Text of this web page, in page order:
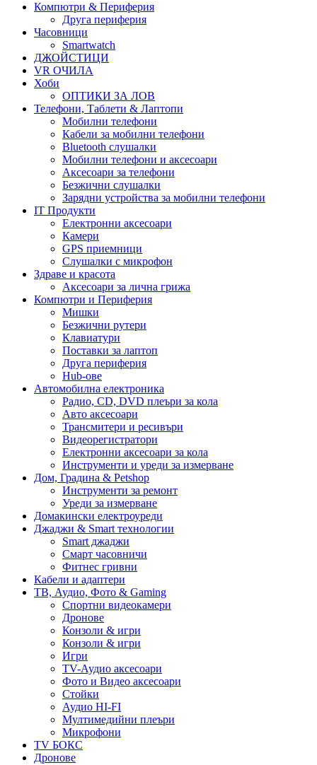
Компютри & Периферия
Друга периферия
Часовници
Smartwatch
ДЖОЙСТИЦИ
VR ОЧИЛА
Хоби
ОПТИКИ ЗА ЛОВ
Телефони, Таблети & Лаптопи
Мобилни телефони
Кабели за мобилни телефони
Bluetooth слушалки
Мобилни телефони и аксесоари
Аксесоари за телефони
Безжични слушалки
Зарядни устройства за мобилни телефони
IT Продукти
Електронни аксесоари
Камери
GPS приемници
Слушалки с микрофон
Здраве и красота
Аксесоари за лична грижа
Компютри и Периферия
Мишки
Безжични рутери
Клавиатури
Поставки за лаптоп
Друга периферия
Hub-ове
Автомобилна електроника
Радио, CD, DVD плеъри за кола
Авто аксесоари
Трансмитери и ресивъри
Видеорегистратори
Електронни аксесоари за кола
Инструменти и уреди за измерване
Дом, Градина & Petshop
Инструменти за ремонт
Уреди за измерване
Домакински електроуреди
Джаджи & Smart технологии
Smart джаджи
Смарт часовничи
Фитнес гривни
Кабели и адаптери
ТВ, Аудио, Фото & Gaming
Спортни видеокамери
Дронове
Конзоли & игри
Конзоли & игри
Игри
TV-Аудио аксесоари
Фото и Видео аксесоари
Стойки
Аудио HI-FI
Мултимедийни плеъри
Микрофони
TV БОКС
Дронове